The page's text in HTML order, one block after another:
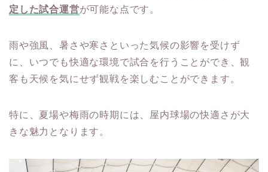
定した試合運営が可能な点です。
雨や強風、暑さや寒さといった気候の影響を受けず
に、いつでも快適な環境で試合を行うことができ、観
客も天候を気にせず観戦を楽しむことができます。
特に、夏場や梅雨の時期には、屋内球場の快適さが大
きな魅力となります。